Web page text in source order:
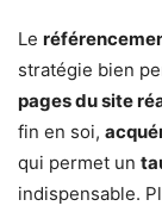
Le
stratégie bien
pages du site
fin en soi,
qui permet un
indispensable.